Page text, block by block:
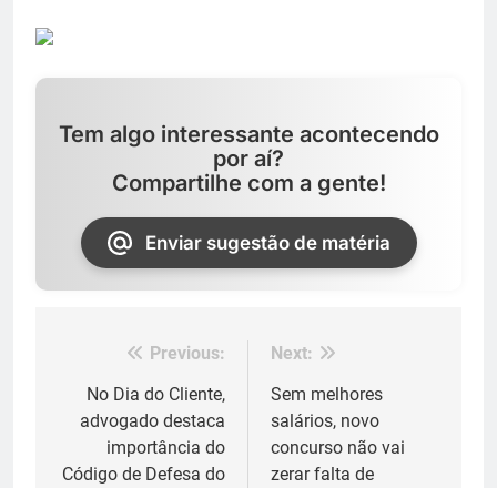
Tem algo interessante acontecendo
por aí?
Compartilhe com a gente!
Enviar sugestão de matéria
Navegação
Post
Previous:
No Dia do Cliente,
advogado destaca
importância do
Código de Defesa do
Next:
Sem melhores
salários, novo
concurso não vai
zerar falta de